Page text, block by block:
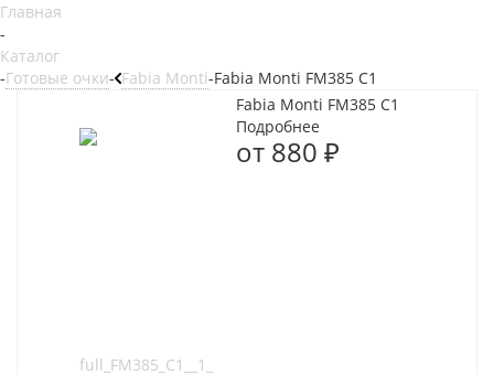
Главная
-
Каталог
-Готовые очки- Fabia Monti-Fabia Monti FM385 C1
Fabia Monti FM385 C1
Подробнее
от 880 ₽